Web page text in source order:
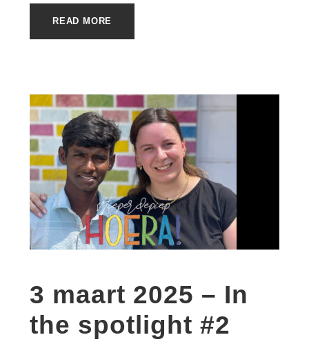
READ MORE
3 maart 2025 – In
the spotlight #2